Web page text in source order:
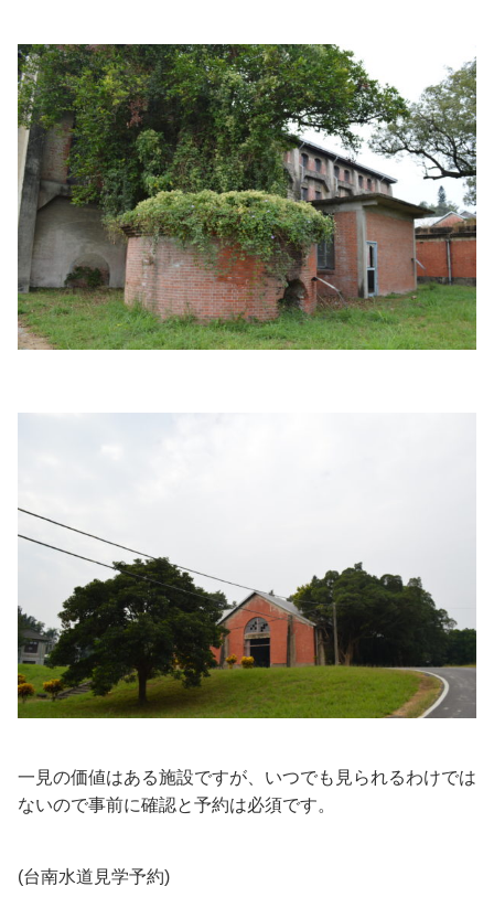
一見の価値はある施設ですが、いつでも見られるわけでは
ないので事前に確認と予約は必須です。
(台南水道見学予約)